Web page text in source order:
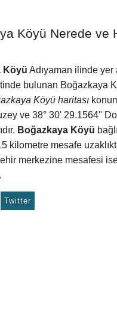
Köyü Nerede ve
Köyü Adıyaman ilinde
bulunan Boğazkaya
Köyü haritası
ve 38° 30' 29.1564''
Boğazkaya Köyü
kilometre mesafe
merkezine mesafesi
Twitter